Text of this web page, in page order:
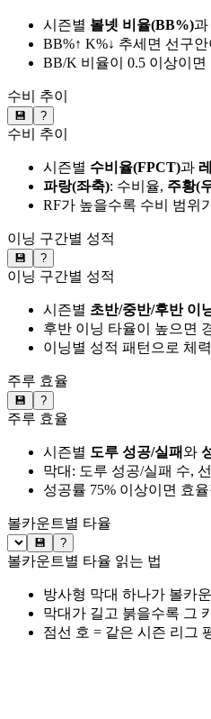
시즌별 볼넷 비율(BB%)과
BB%↑ K%↓ 추세면 선구
BB/K 비율이 0.5 이상이면
수비 추이
💾 ?
수비 추이
시즌별 수비율(FPCT)과
파랑(좌축): 수비율, 주황(
RF가 높을수록 수비 범위
이닝 구간별 성적
💾 ?
이닝 구간별 성적
시즌별 초반/중반/후반 이
후반 이닝 타율이 높으면
이닝별 성적 패턴으로 체
주루 효율
💾 ?
주루 효율
시즌별 도루 성공/실패와
막대: 도루 성공/실패 수,
성공률 75% 이상이면 효
볼카운트별 타율
💾 ?
볼카운트별 타율 읽는 법
방사형 막대 하나가 볼카
막대가 길고 붉을수록 그
점선 호 = 같은 시즌 리그